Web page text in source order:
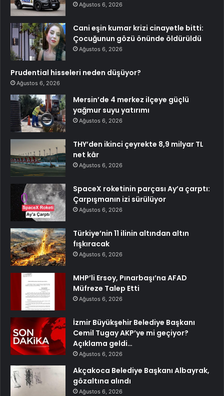
Ağustos 6, 2026
Cani eşin kumar krizi cinayetle bitti:
Çocuğunun gözü önünde öldürüldü
Ağustos 6, 2026
Prudential hisseleri neden düşüyor?
Ağustos 6, 2026
Mersin’de 4 merkez ilçeye güçlü
yağmur suyu yatırımı
Ağustos 6, 2026
THY’den ikinci çeyrekte 8,9 milyar TL
net kâr
Ağustos 6, 2026
SpaceX roketinin parçası Ay’a çarptı:
Çarpışmanın izi sürülüyor
Ağustos 6, 2026
Türkiye’nin 11 ilinin altından altın
fışkıracak
Ağustos 6, 2026
MHP’li Ersoy, Pınarbaşı’na AFAD
Müfreze Talep Etti
Ağustos 6, 2026
İzmir Büyükşehir Belediye Başkanı
Cemil Tugay AKP’ye mi geçiyor?
Açıklama geldi…
Ağustos 6, 2026
Akçakoca Belediye Başkanı Albayrak,
gözaltına alındı
Ağustos 6, 2026